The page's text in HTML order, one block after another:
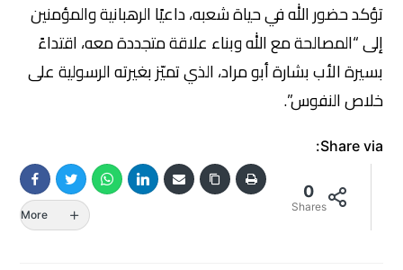
تؤكد حضور الله في حياة شعبه، داعيًا الرهبانية والمؤمنين
إلى “المصالحة مع الله وبناء علاقة متجددة معه، اقتداءً
بسيرة الأب بشارة أبو مراد، الذي تميّز بغيرته الرسولية على
خلاص النفوس”.
Share via:
0
Shares
More